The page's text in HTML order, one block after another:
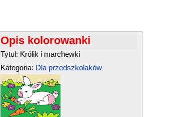
Opis kolorowanki
Tytul: Królik i marchewki
Kategoria: Dla przedszkolaków